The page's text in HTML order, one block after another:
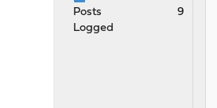
Posts
9
Logged